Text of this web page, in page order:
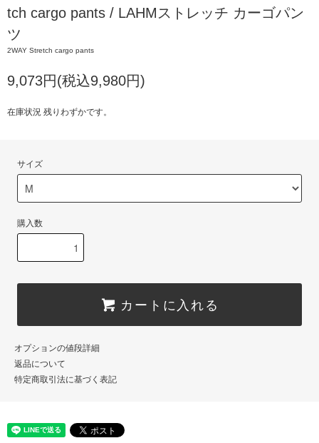
tch cargo pants / LAHMストレッチ カーゴパン
ツ
2WAY Stretch cargo pants
9,073円(税込9,980円)
在庫状況 残りわずかです。
サイズ
購入数
カートに入れる
オプションの値段詳細
返品について
特定商取引法に基づく表記